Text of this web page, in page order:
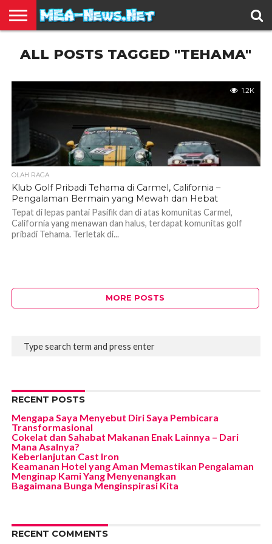
TERBARU
EDUKASI
HIBURAN
INSPIRASI
KESEHATAN
KULINER
OLAH
RAGA
OTOMOTIF
TRAVEL
JUAL
BELI
ALL POSTS TAGGED "TEHAMA"
1.2K
OLAH RAGA
Klub Golf Pribadi Tehama di Carmel, California –
Pengalaman Bermain yang Mewah dan Hebat
Tepat di lepas pantai Pasifik dan di atas komunitas Carmel,
California yang menawan dan halus, terdapat komunitas golf
pribadi Tehama. Terletak di...
MORE POSTS
RECENT POSTS
Mengapa Saya Menyebut Diri Saya Pembicara
Transformasional
Cokelat dan Sahabat Makanan Enak Lainnya – Dari
Mana Asalnya?
Keberlanjutan Cast Iron
Keamanan Hotel yang Aman Memastikan Pengalaman
Menginap Kami Yang Menyenangkan
Bagaimana Bunga Menginspirasi Kita
RECENT COMMENTS